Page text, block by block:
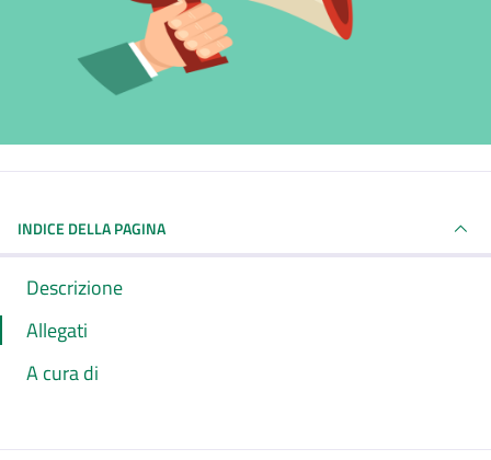
INDICE DELLA PAGINA
Descrizione
Allegati
A cura di